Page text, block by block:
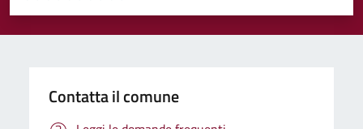
Valuta 5 stelle su 5
Valuta 4 stelle su 5
Valuta 3 stelle su 5
Valuta 2 stelle su 5
Valuta 1 stelle su 5
Contatta il comune